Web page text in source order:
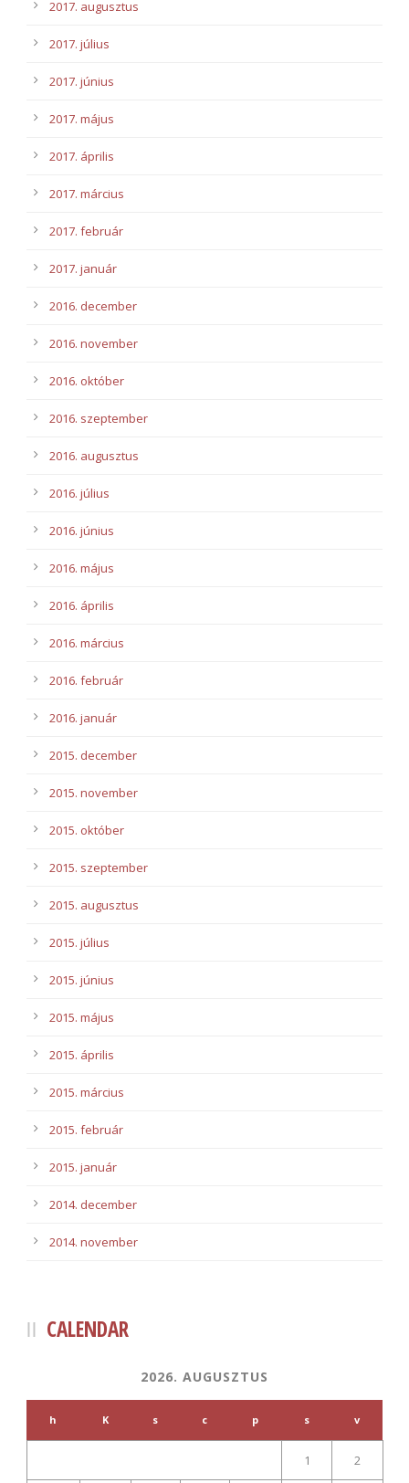
2017. augusztus
2017. július
2017. június
2017. május
2017. április
2017. március
2017. február
2017. január
2016. december
2016. november
2016. október
2016. szeptember
2016. augusztus
2016. július
2016. június
2016. május
2016. április
2016. március
2016. február
2016. január
2015. december
2015. november
2015. október
2015. szeptember
2015. augusztus
2015. július
2015. június
2015. május
2015. április
2015. március
2015. február
2015. január
2014. december
2014. november
CALENDAR
2026. AUGUSZTUS
h K s c p s v
1 2